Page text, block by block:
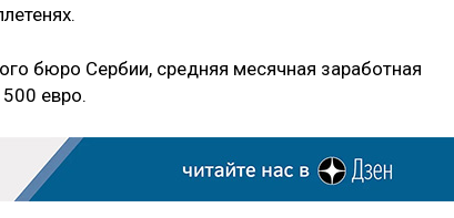
бюро Сербии, средняя месячная заработная
500 евро.